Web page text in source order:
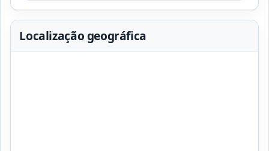
Localização geográfica